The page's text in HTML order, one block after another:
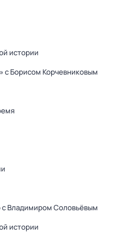
истории
с Борисом Корчевниковым
с Владимиром Соловьёвым
истории